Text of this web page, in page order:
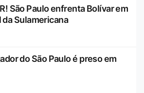
São Paulo enfrenta Bolívar em
Sulamericana
do São Paulo é preso em